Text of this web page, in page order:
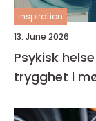
inspiration
13. June 2026
Psykisk helse kurs
trygghet i